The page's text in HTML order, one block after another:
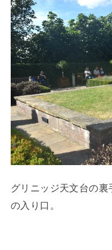
グリニッジ天文台の
の入り口。